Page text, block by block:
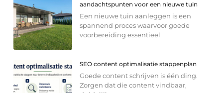
aandachtspunten voor een nieuwe tuin
Een nieuwe tuin aanleggen is een
spannend proces waarvoor goede
voorbereiding essentieel
SEO content optimalisatie stappenplan
Goede content schrijven is één ding.
Zorgen dat die content vindbaar,